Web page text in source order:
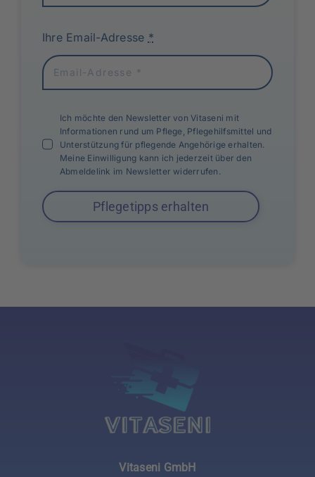
Ihre Email-Adresse *
Ich möchte den Newsletter von Vitaseni mit
Informationen rund um Pflege, Pflegehilfsmittel und
Unterstützung für pflegende Angehörige erhalten.
Meine Einwilligung kann ich jederzeit über den
Abmeldelink im Newsletter widerrufen.
Pflegetipps erhalten
Vitaseni GmbH